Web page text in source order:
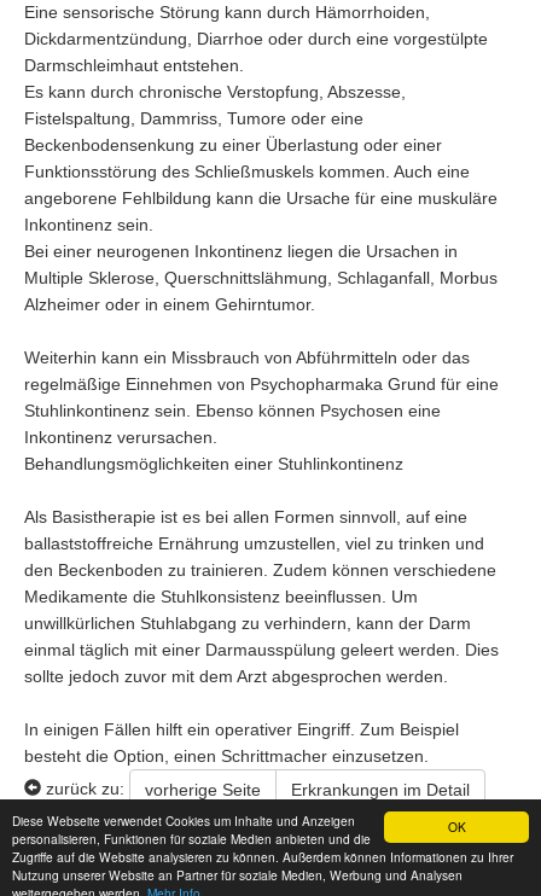
OK
Diese Webseite verwendet Cookies um Inhalte und Anzeigen
personalisieren, Funktionen für soziale Medien anbieten und die
Zugriffe auf die Website analysieren zu können. Außerdem können Informationen zu Ihrer
Nutzung unserer Website an Partner für soziale Medien, Werbung und Analysen
Eine sensorische Störung kann durch Hämorrhoiden,
Dickdarmentzündung, Diarrhoe oder durch eine vorgestülpte
Darmschleimhaut entstehen.
Es kann durch chronische Verstopfung, Abszesse,
Fistelspaltung, Dammriss, Tumore oder eine
Beckenbodensenkung zu einer Überlastung oder einer
Funktionsstörung des Schließmuskels kommen. Auch eine
angeborene Fehlbildung kann die Ursache für eine muskuläre
Inkontinenz sein.
Bei einer neurogenen Inkontinenz liegen die Ursachen in
Multiple Sklerose, Querschnittslähmung, Schlaganfall, Morbus
Alzheimer oder in einem Gehirntumor.
Weiterhin kann ein Missbrauch von Abführmitteln oder das
regelmäßige Einnehmen von Psychopharmaka Grund für eine
Stuhlinkontinenz sein. Ebenso können Psychosen eine
Inkontinenz verursachen.
Behandlungsmöglichkeiten einer Stuhlinkontinenz
Als Basistherapie ist es bei allen Formen sinnvoll, auf eine
ballaststoffreiche Ernährung umzustellen, viel zu trinken und
den Beckenboden zu trainieren. Zudem können verschiedene
Medikamente die Stuhlkonsistenz beeinflussen. Um
unwillkürlichen Stuhlabgang zu verhindern, kann der Darm
einmal täglich mit einer Darmausspülung geleert werden. Dies
sollte jedoch zuvor mit dem Arzt abgesprochen werden.
In einigen Fällen hilft ein operativer Eingriff. Zum Beispiel
besteht die Option, einen Schrittmacher einzusetzen.
zurück zu:
vorherige Seite Erkrankungen im Detail
Alle Angaben ohne Gewähr. Änderungen und Irrtümer vorbehalten.
© 2026 magendarmgrippe.net · Impressum· Datenschutz